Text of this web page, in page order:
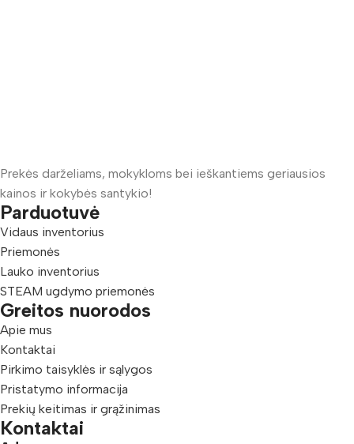
Prekės darželiams, mokykloms bei ieškantiems geriausios
kainos ir kokybės santykio!
Parduotuvė
Vidaus inventorius
Priemonės
Lauko inventorius
STEAM ugdymo priemonės
Greitos nuorodos
Apie mus
Kontaktai
Pirkimo taisyklės ir sąlygos
Pristatymo informacija
Prekių keitimas ir grąžinimas
Kontaktai